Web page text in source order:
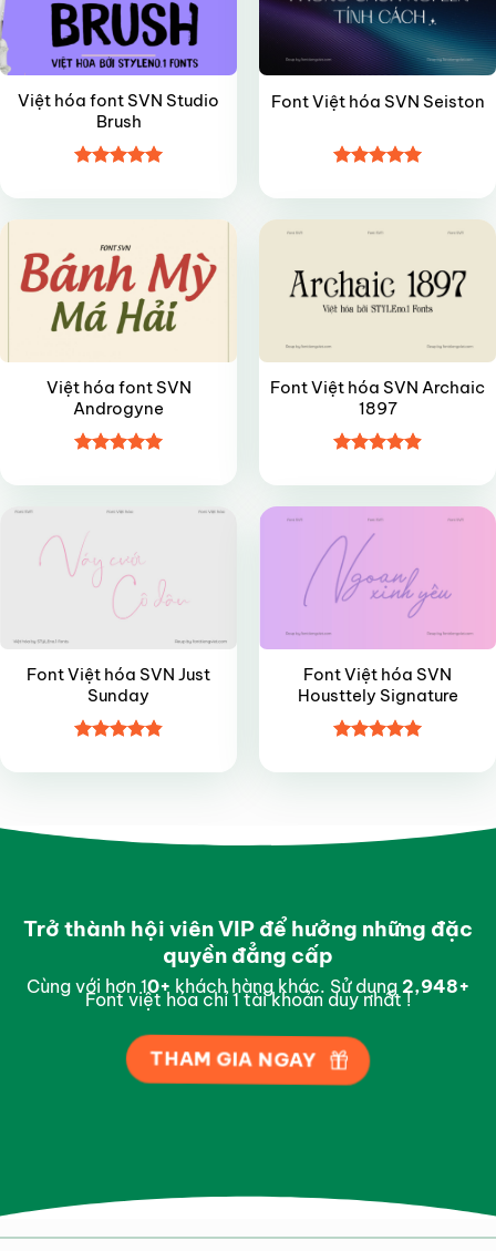
Việt hóa font SVN Studio
Brush
hạng55
Font Việt hóa SVN Seiston
hạng55
Việt hóa font SVN
Androgyne
hạng55
Font Việt hóa SVN Archaic
1897
hạng4.95
sao
Font Việt hóa SVN Just
Sunday
hạng4.85
Font Việt hóa SVN
Housttely Signature
hạng55
Trở thành hội viên VIP để hưởng những đặc
quyền đẳng cấp
Cùng với hơn 10+ khách hàng khác. Sử dụng 2,997+
Font việt hóa chỉ 1 tài khoản duy nhất !
THAM GIA NGAY